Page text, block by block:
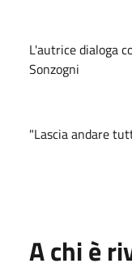
L'autrice dialoga
Sonzogni
"Lascia andare
A chi è